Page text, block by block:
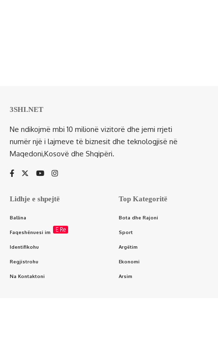
3SHI.NET
Ne ndikojmë mbi 10 milionë vizitorë dhe jemi rrjeti
numër një i lajmeve të biznesit dhe teknologjisë në
Maqedoni,Kosovë dhe Shqipëri.
Lidhje e shpejtë
Ballina
Faqeshënuesi im E Re
Identifikohu
Regjistrohu
Na Kontaktoni
Top Kategoritë
Bota dhe Rajoni
Sport
Argëtim
Ekonomi
Arsim